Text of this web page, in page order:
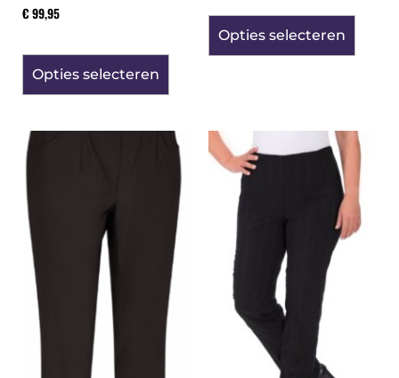
€ 99,95
Opties selecteren
Opties selecteren